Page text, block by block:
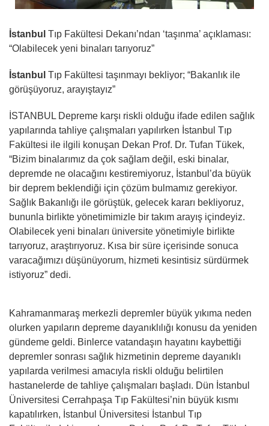
İstanbul Tıp Fakültesi Dekanı’ndan ‘taşınma’ açıklaması:
“Olabilecek yeni binaları tarıyoruz”
İstanbul Tıp Fakültesi taşınmayı bekliyor; “Bakanlık ile
görüşüyoruz, arayıştayız”
İSTANBUL Depreme karşı riskli olduğu ifade edilen sağlık
yapılarında tahliye çalışmaları yapılırken İstanbul Tıp
Fakültesi ile ilgili konuşan Dekan Prof. Dr. Tufan Tükek,
“Bizim binalarımız da çok sağlam değil, eski binalar,
depremde ne olacağını kestiremiyoruz, İstanbul’da büyük
bir deprem beklendiği için çözüm bulmamız gerekiyor.
Sağlık Bakanlığı ile görüştük, gelecek kararı bekliyoruz,
bununla birlikte yönetimimizle bir takım arayış içindeyiz.
Olabilecek yeni binaları üniversite yönetimiyle birlikte
tarıyoruz, araştırıyoruz. Kısa bir süre içerisinde sonuca
varacağımızı düşünüyorum, hizmeti kesintisiz sürdürmek
istiyoruz” dedi.
Kahramanmaraş merkezli depremler büyük yıkıma neden
olurken yapıların depreme dayanıklılığı konusu da yeniden
gündeme geldi. Binlerce vatandaşın hayatını kaybettiği
depremler sonrası sağlık hizmetinin depreme dayanıklı
yapılarda verilmesi amacıyla riskli olduğu belirtilen
hastanelerde de tahliye çalışmaları başladı. Dün İstanbul
Üniversitesi Cerrahpaşa Tıp Fakültesi’nin büyük kısmı
kapatılırken, İstanbul Üniversitesi İstanbul Tıp